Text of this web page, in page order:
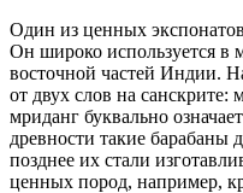
Один из ценных
Он широко используется в
восточной частей Индии.
от двух слов на санскрите:
мриданг буквально
древности такие барабаны
позднее их стали
ценных пород, например,